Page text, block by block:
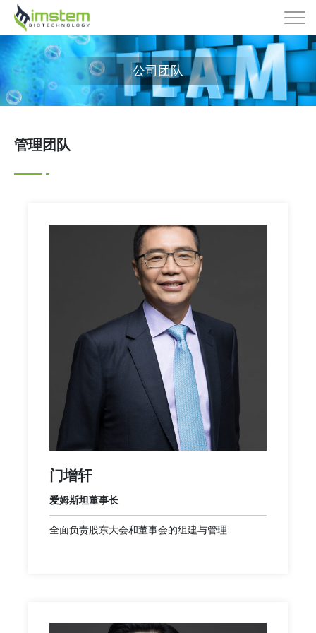
公司团队
管理团队
门增轩
爱姆斯坦董事长
全面负责股东大会和董事会的组建与管理